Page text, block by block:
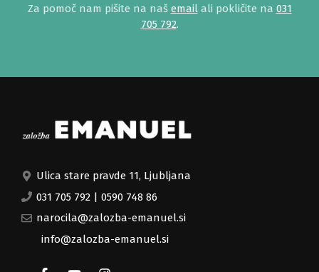
Za pomoč nam pišite na naš emailali pokličite na 031
705 792.
Ulica stare pravde 11, Ljubljana
031 705 792 | 0590 748 86
narocila@zalozba-emanuel.si
info@zalozba-emanuel.si